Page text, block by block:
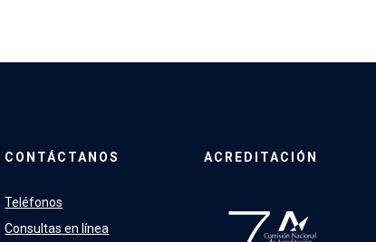
CONTÁCTANOS
Teléfonos
Consultas en línea
ACREDITACIÓN